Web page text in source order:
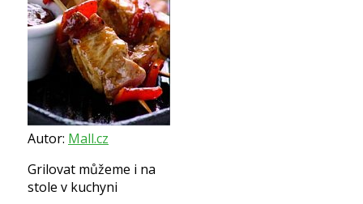
Autor: Mall.cz
Grilovat můžeme i na
stole v kuchyni